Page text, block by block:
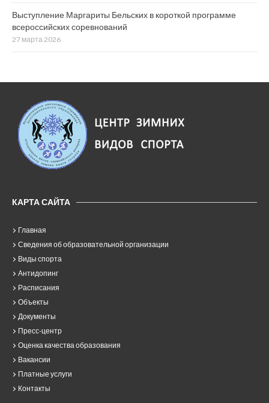
Выступление Маргариты Бельских в короткой программе
всероссийских соревнований
27 марта 2026
КАРТА САЙТА
Главная
Сведения об образовательной организации
Виды спорта
Антидопинг
Расписания
Объекты
Документы
Пресс-центр
Оценка качества образования
Вакансии
Платные услуги
Контакты